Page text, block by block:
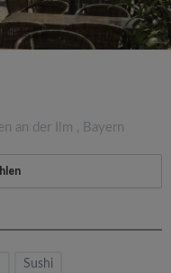
an der Ilm , Bayern
Sushi